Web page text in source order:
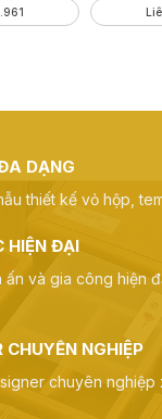
DẠNG
thiết kế vỏ hộp,
HIỆN ĐẠI
ấn và gia công hiện
CHUYÊN NGHIỆP
chuyên nghiệp